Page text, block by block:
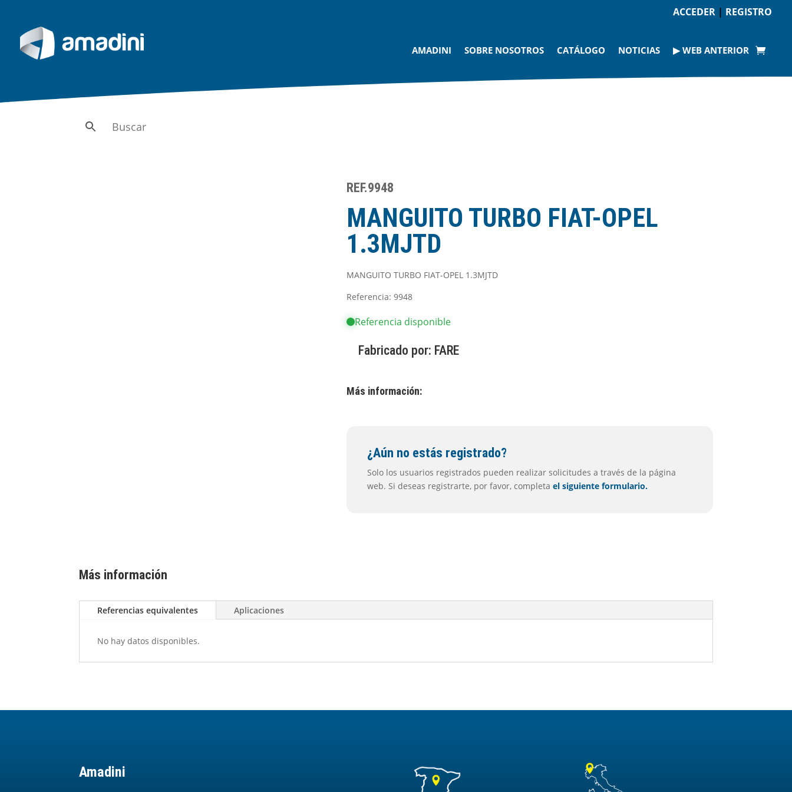
ACCEDER | REGISTRO
AMADINI SOBRE NOSOTROS CATÁLOGO NOTICIAS ▶ WEB ANTERIOR
REF.9948
MANGUITO TURBO FIAT-OPEL
1.3MJTD
MANGUITO TURBO FIAT-OPEL 1.3MJTD
Referencia: 9948
Referencia disponible
Fabricado por: FARE
Más información:
¿Aún no estás registrado?
Solo los usuarios registrados pueden realizar solicitudes a través de la página
web. Si deseas registrarte, por favor, completael siguiente formulario.
Más información
Referencias equivalentes Aplicaciones
No hay datos disponibles.
Amadini